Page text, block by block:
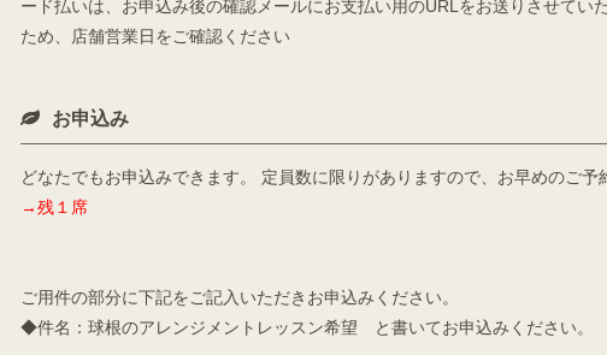
ード払いは、お申込み後の確認メールにお支払い用のURLをお送りさせて
ため、店舗営業日をご確認ください
お申込み
どなたでもお申込みできます。 定員数に限りがありますので、お早めのご予
→残１席
ご用件の部分に下記をご記入いただきお申込みください。
◆件名：球根のアレンジメントレッスン希望 と書いてお申込みください。